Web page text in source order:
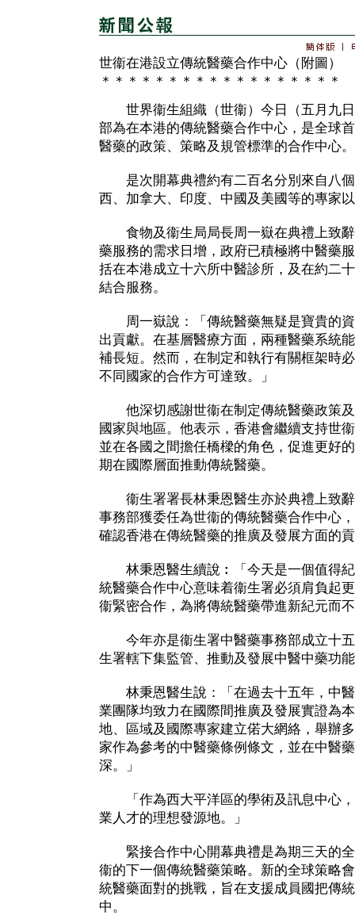
世衞在港設立傳統醫藥合作中心（附圖）
＊＊＊＊＊＊＊＊＊＊＊＊＊＊＊＊＊＊
世界衞生組織（世衞）今日（五月九日
部為在本港的傳統醫藥合作中心，是全球
醫藥的政策、策略及規管標準的合作中心。
是次開幕典禮約有二百名分別來自八個
西、加拿大、印度、中國及美國等的專家
食物及衞生局局長周一嶽在典禮上致辭
藥服務的需求日增，政府已積極將中醫藥
括在本港成立十六所中醫診所，及在約二
結合服務。
周一嶽說：「傳統醫藥無疑是寶貴的資
出貢獻。在基層醫療方面，兩種醫藥系統
補長短。然而，在制定和執行有關框架時
不同國家的合作方可達致。」
他深切感謝世衞在制定傳統醫藥政策及
國家與地區。他表示，香港會繼續支持世
並在各國之間擔任橋樑的角色，促進更好
期在國際層面推動傳統醫藥。
衞生署署長林秉恩醫生亦於典禮上致辭
事務部獲委任為世衞的傳統醫藥合作中心
確認香港在傳統醫藥的推廣及發展方面的
林秉恩醫生續說︰「今天是一個值得紀
統醫藥合作中心意味着衞生署必須肩負起
衞緊密合作，為將傳統醫藥帶進新紀元而
今年亦是衞生署中醫藥事務部成立十五
生署轄下集監管、推動及發展中醫中藥功
林秉恩醫生說：「在過去十五年，中醫
業團隊均致力在國際間推廣及發展實證為
地、區域及國際專家建立偌大網絡，舉辦
家作為參考的中醫藥條例條文，並在中醫
深。」
「作為西大平洋區的學術及訊息中心，
業人才的理想發源地。」
緊接合作中心開幕典禮是為期三天的全
衞的下一個傳統醫藥策略。新的全球策略
統醫藥面對的挑戰，旨在支援成員國把傳
中。